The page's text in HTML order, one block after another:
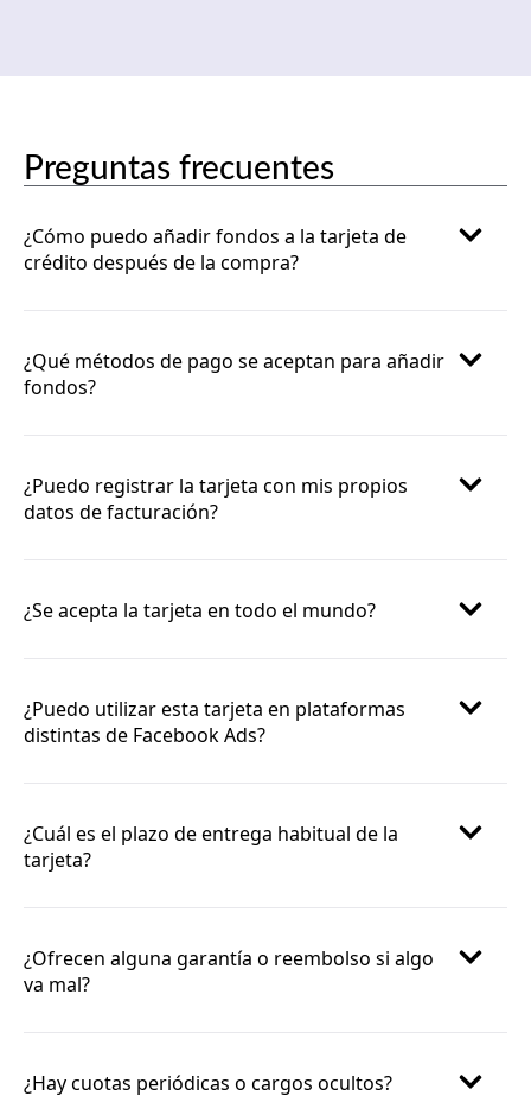
Preguntas frecuentes
¿Cómo puedo añadir fondos a la tarjeta de
crédito después de la compra?
¿Qué métodos de pago se aceptan para añadir
fondos?
¿Puedo registrar la tarjeta con mis propios
datos de facturación?
¿Se acepta la tarjeta en todo el mundo?
¿Puedo utilizar esta tarjeta en plataformas
distintas de Facebook Ads?
¿Cuál es el plazo de entrega habitual de la
tarjeta?
¿Ofrecen alguna garantía o reembolso si algo
va mal?
¿Hay cuotas periódicas o cargos ocultos?